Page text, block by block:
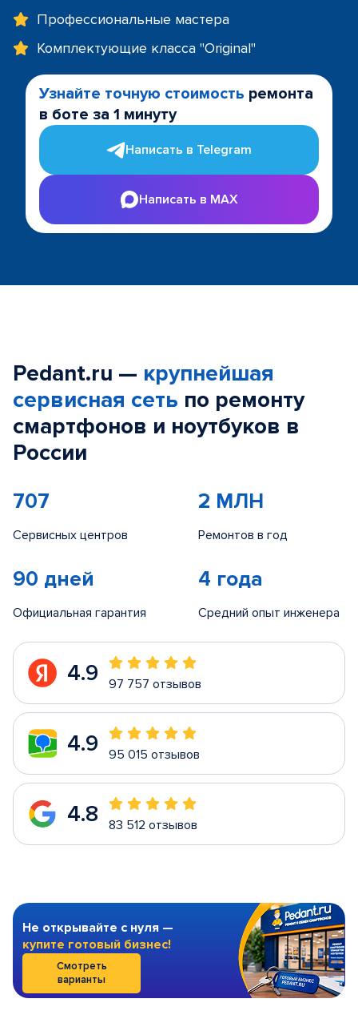
Профессиональные мастера
Комплектующие класса "Original"
Узнайте точную стоимость ремонта
в боте за 1 минуту
Написать в Telegram
Написать в MAX
Pedant.ru — крупнейшая
сервисная сеть по ремонту
смартфонов и ноутбуков в
России
707
Сервисных центров
2 МЛН
Ремонтов в год
90 дней
Официальная гарантия
4 года
Средний опыт инженера
4.9 97 757 отзывов
4.9 95 015 отзывов
4.8 83 512 отзывов
Не открывайте с нуля —
купите готовый бизнес!
Смотреть
варианты